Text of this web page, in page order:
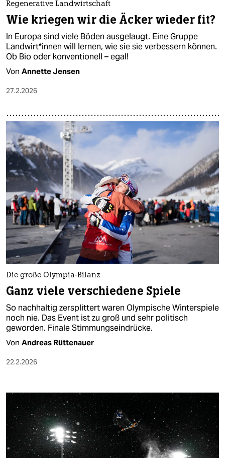
Regenerative Landwirtschaft
Wie kriegen wir die Äcker wieder fit?
In Europa sind viele Böden ausgelaugt. Eine Gruppe
Land­wir­t*in­nen will lernen, wie sie sie verbessern können.
Ob Bio oder konventionell – egal!
Von Annette Jensen
27.2.2026
Die große Olympia-Bilanz
Ganz viele verschiedene Spiele
So nachhaltig zersplittert waren Olympische Winterspiele
noch nie. Das Event ist zu groß und sehr politisch
geworden. Finale Stimmungseindrücke.
Von Andreas Rüttenauer
22.2.2026